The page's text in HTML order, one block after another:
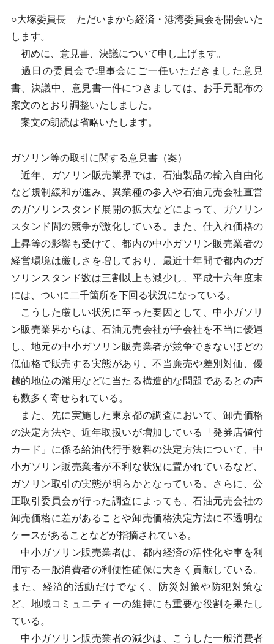
○大塚委員長 ただいまから経済・港湾委員会を開会いた
します。
初めに、意見書、決議について申し上げます。
過日の委員会で理事会にご一任いただきました意見
書、決議中、意見書一件につきましては、お手元配布の
案文のとおり調整いたしました。
案文の朗読は省略いたします。
ガソリン等の取引に関する意見書（案）
近年、ガソリン販売業界では、石油製品の輸入自由化
など規制緩和が進み、異業種の参入や石油元売会社直営
のガソリンスタンド展開の拡大などによって、ガソリン
スタンド間の競争が激化している。また、仕入れ価格の
上昇等の影響も受けて、都内の中小ガソリン販売業者の
経営環境は厳しさを増しており、最近十年間で都内のガ
ソリンスタンド数は三割以上も減少し、平成十六年度末
には、ついに二千箇所を下回る状況になっている。
こうした厳しい状況に至った要因として、中小ガソリ
ン販売業界からは、石油元売会社が子会社を不当に優遇
し、地元の中小ガソリン販売業者が競争できないほどの
低価格で販売する実態があり、不当廉売や差別対価、優
越的地位の濫用などに当たる構造的な問題であるとの声
も数多く寄せられている。
また、先に実施した東京都の調査において、卸売価格
の決定方法や、近年取扱いが増加している「発券店値付
カード」に係る給油代行手数料の決定方法について、中
小ガソリン販売業者が不利な状況に置かれているなど、
ガソリン取引の実態が明らかとなっている。さらに、公
正取引委員会が行った調査によっても、石油元売会社の
卸売価格に差があることや卸売価格決定方法に不透明な
ケースがあることなどが指摘されている。
中小ガソリン販売業者は、都内経済の活性化や車を利
用する一般消費者の利便性確保に大きく貢献している。
また、経済的活動だけでなく、防災対策や防犯対策な
ど、地域コミュニティーの維持にも重要な役割を果たし
ている。
中小ガソリン販売業者の減少は、こうした一般消費者